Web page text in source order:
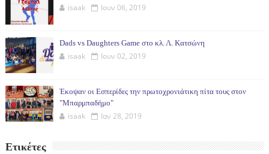
isaak Ιουν 06, 2019
Dads vs Daughters Game στο κλ. Λ. Κατσώνη
isaak Ιουν 02, 2019
Έκοψαν οι Εσπερίδες την πρωτοχρονιάτικη πίτα τους στον
"Μπαρμπαδήμο"
isaak Ιαν 28, 2019
Ετικέτες